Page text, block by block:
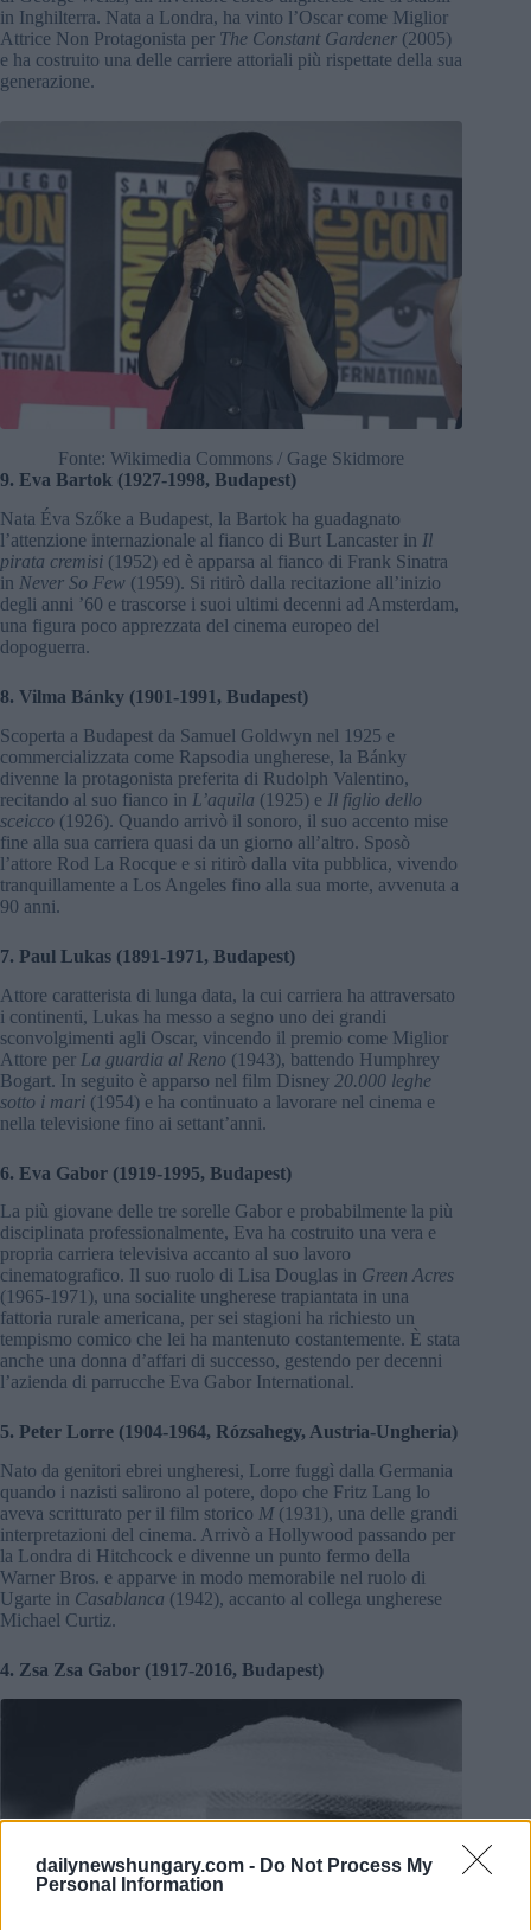
dailynewshungary.com - Do Not Process My
Personal Information
in Inghilterra. Nata a Londra, ha vinto l’Oscar come Miglior
Attrice Non Protagonista per The Constant Gardener (2005)
e ha costruito una delle carriere attoriali più rispettate della sua
generazione.
Fonte: Wikimedia Commons / Gage Skidmore
9. Eva Bartok (1927-1998, Budapest)
Nata Éva Szőke a Budapest, la Bartok ha guadagnato
l’attenzione internazionale al fianco di Burt Lancaster in Il
pirata cremisi (1952) ed è apparsa al fianco di Frank Sinatra
in Never So Few (1959). Si ritirò dalla recitazione all’inizio
degli anni ’60 e trascorse i suoi ultimi decenni ad Amsterdam,
una figura poco apprezzata del cinema europeo del
dopoguerra.
8. Vilma Bánky (1901-1991, Budapest)
Scoperta a Budapest da Samuel Goldwyn nel 1925 e
commercializzata come Rapsodia ungherese, la Bánky
divenne la protagonista preferita di Rudolph Valentino,
recitando al suo fianco in L’aquila (1925) e Il figlio dello
sceicco (1926). Quando arrivò il sonoro, il suo accento mise
fine alla sua carriera quasi da un giorno all’altro. Sposò
l’attore Rod La Rocque e si ritirò dalla vita pubblica, vivendo
tranquillamente a Los Angeles fino alla sua morte, avvenuta a
90 anni.
7. Paul Lukas (1891-1971, Budapest)
Attore caratterista di lunga data, la cui carriera ha attraversato
i continenti, Lukas ha messo a segno uno dei grandi
sconvolgimenti agli Oscar, vincendo il premio come Miglior
Attore per La guardia al Reno (1943), battendo Humphrey
Bogart. In seguito è apparso nel film Disney 20.000 leghe
sotto i mari (1954) e ha continuato a lavorare nel cinema e
nella televisione fino ai settant’anni.
6. Eva Gabor (1919-1995, Budapest)
La più giovane delle tre sorelle Gabor e probabilmente la più
disciplinata professionalmente, Eva ha costruito una vera e
propria carriera televisiva accanto al suo lavoro
cinematografico. Il suo ruolo di Lisa Douglas in Green Acres
(1965-1971), una socialite ungherese trapiantata in una
fattoria rurale americana, per sei stagioni ha richiesto un
tempismo comico che lei ha mantenuto costantemente. È stata
anche una donna d’affari di successo, gestendo per decenni
l’azienda di parrucche Eva Gabor International.
5. Peter Lorre (1904-1964, Rózsahegy, Austria-Ungheria)
Nato da genitori ebrei ungheresi, Lorre fuggì dalla Germania
quando i nazisti salirono al potere, dopo che Fritz Lang lo
aveva scritturato per il film storico M(1931), una delle grandi
interpretazioni del cinema. Arrivò a Hollywood passando per
la Londra di Hitchcock e divenne un punto fermo della
Warner Bros. e apparve in modo memorabile nel ruolo di
Ugarte in Casablanca (1942), accanto al collega ungherese
Michael Curtiz.
4. Zsa Zsa Gabor (1917-2016, Budapest)